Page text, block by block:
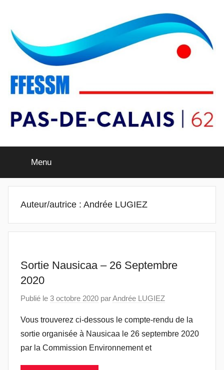
contenu
Comité
Départemental
FFESSM
du
de-
Calais
Menu
Auteur/autrice : Andrée LUGIEZ
Sortie Nausicaa – 26 Septembre
2020
Publié le 3 octobre 2020 parAndrée LUGIEZ
Vous trouverez ci-dessous le compte-rendu de la
sortie organisée à Nausicaa le 26 septembre 2020
par la Commission Environnement et